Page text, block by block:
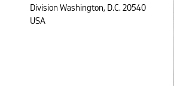
Division Washington, D.C. 20540
USA